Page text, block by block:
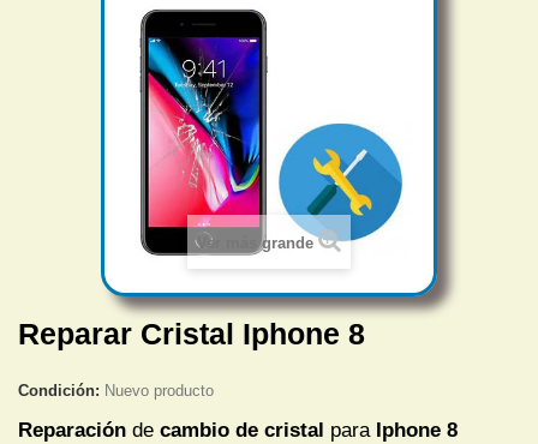
Ver más grande
Reparar Cristal Iphone 8
Condición: Nuevo producto
Reparación de cambio de cristal paraIphone 8